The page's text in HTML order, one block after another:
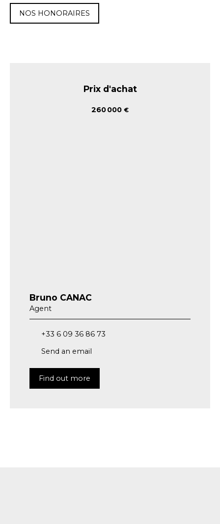
NOS HONORAIRES
Prix d'achat
260 000 €
Bruno CANAC
Agent
+33 6 09 36 86 73
Send an email
Find out more